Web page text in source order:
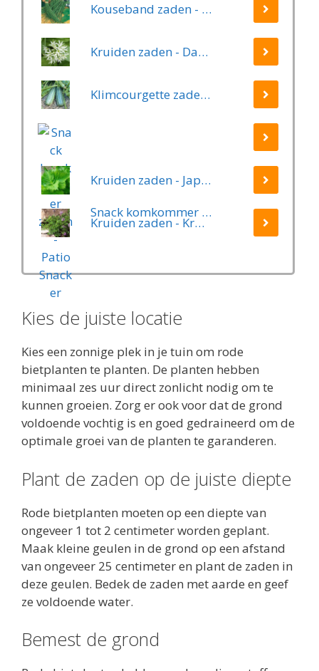
Kouseband zaden - Yard Long
Kruiden zaden - Daslook
Klimcourgette zaden - Long Green Trailing
Snack komkommer zaden - Patio Snacker
Kruiden zaden - Japanse Basilicum groen (Shiso, Perilla)
Kruiden zaden - Kruiptijm
Kies de juiste locatie
Kies een zonnige plek in je tuin om rode
bietplanten te planten. De planten hebben
minimaal zes uur direct zonlicht nodig om te
kunnen groeien. Zorg er ook voor dat de grond
voldoende vochtig is en goed gedraineerd om de
optimale groei van de planten te garanderen.
Plant de zaden op de juiste diepte
Rode bietplanten moeten op een diepte van
ongeveer 1 tot 2 centimeter worden geplant.
Maak kleine geulen in de grond op een afstand
van ongeveer 25 centimeter en plant de zaden in
deze geulen. Bedek de zaden met aarde en geef
ze voldoende water.
Bemest de grond